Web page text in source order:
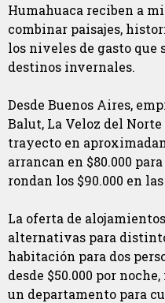
Humahuaca reciben a
combinar paisajes,
los niveles de gasto que
destinos invernales.
Desde Buenos Aires,
Balut, La Veloz del
trayecto en
arrancan en $80.000
rondan los $90.000 en
La oferta de
alternativas para
habitación para dos
desde $50.000 por
un departamento para